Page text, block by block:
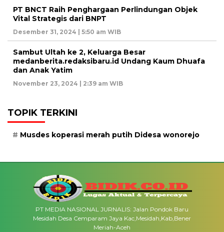
PT BNCT Raih Penghargaan Perlindungan Objek
Vital Strategis dari BNPT
Desember 31, 2024 | 5:50 am WIB
Sambut Ultah ke 2, Keluarga Besar
medanberita.redaksibaru.id Undang Kaum Dhuafa
dan Anak Yatim
November 23, 2024 | 2:39 am WIB
TOPIK TERKINI
Musdes koperasi merah putih Didesa wonorejo
PT MEDIA NASIONAL JURNALIS: Jalan Pondok Baru
Mesidah Desa Cemparam Jaya Kac,Mesidah,Kab,Bener
Meriah-Aceh